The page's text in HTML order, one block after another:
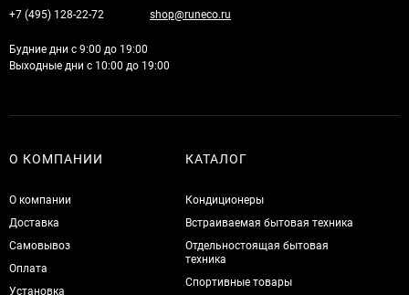
+7 (495) 128-22-72 shop@runeco.ru
Будние дни с 9:00 до 19:00
Выходные дни с 10:00 до 19:00
О КОМПАНИИ
О компании
Доставка
Самовывоз
Оплата
Установка
КАТАЛОГ
Кондиционеры
Встраиваемая бытовая техника
Отдельностоящая бытовая
техника
Спортивные товары